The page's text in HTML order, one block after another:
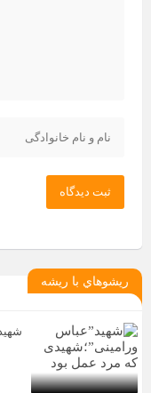
ثبت دیدگاه
ريشوهاي با ريشه